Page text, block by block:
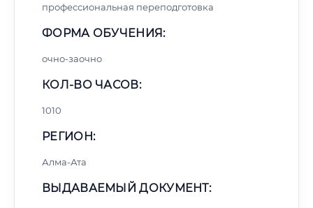
профессиональная переподготовка
ФОРМА ОБУЧЕНИЯ:
очно-заочно
КОЛ-ВО ЧАСОВ:
1010
РЕГИОН:
Алма-Ата
ВЫДАВАЕМЫЙ ДОКУМЕНТ: